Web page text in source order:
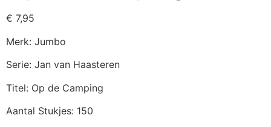
€ 7,95
Merk: Jumbo
Serie: Jan van Haasteren
Titel: Op de Camping
Aantal Stukjes: 150